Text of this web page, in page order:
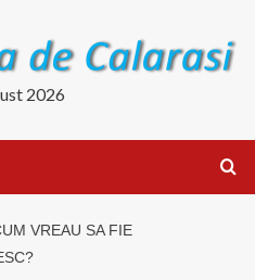
2026
VREAU SA FIE